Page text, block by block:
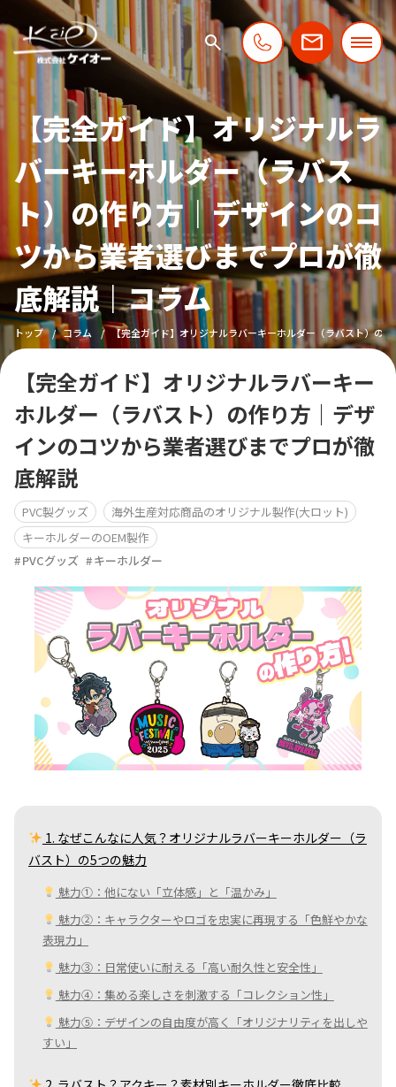
【完全ガイド】オリジナルラ
バーキーホルダー（ラバス
ト）の作り方｜デザインのコ
ツから業者選びまでプロが徹
底解説｜コラム
トップ コラム 【完全ガイド】オリジナルラバーキーホルダー（ラバスト）の
【完全ガイド】オリジナルラバーキー
ホルダー（ラバスト）の作り方｜デザ
インのコツから業者選びまでプロが徹
底解説
PVC製グッズ
海外生産対応商品のオリジナル製作(大ロット)
キーホルダーのOEM製作
PVCグッズ
キーホルダー
1. なぜこんなに人気？オリジナルラバーキーホルダー（ラ
バスト）の5つの魅力
魅力①：他にない「立体感」と「温かみ」
魅力②：キャラクターやロゴを忠実に再現する「色鮮やかな
表現力」
魅力③：日常使いに耐える「高い耐久性と安全性」
魅力④：集める楽しさを刺激する「コレクション性」
魅力⑤：デザインの自由度が高く「オリジナリティを出しや
すい」